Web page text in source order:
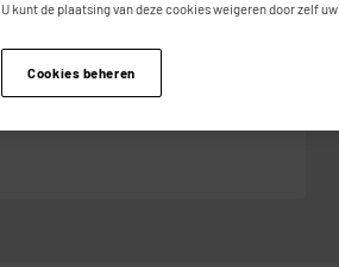
U kunt de plaatsing van deze cookies weigeren door zelf
Cookies beheren